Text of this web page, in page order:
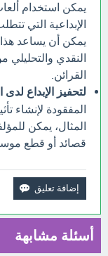
يمكن استخدام
الإبداعية التي
يمكن أن يساعد
النقدي والتحليلي
القرائن.
لتحفيز الإبداع
المفقودة لإنشاء
المثال، يمكن
قصائد أو قطع
أسئلة مشابهة